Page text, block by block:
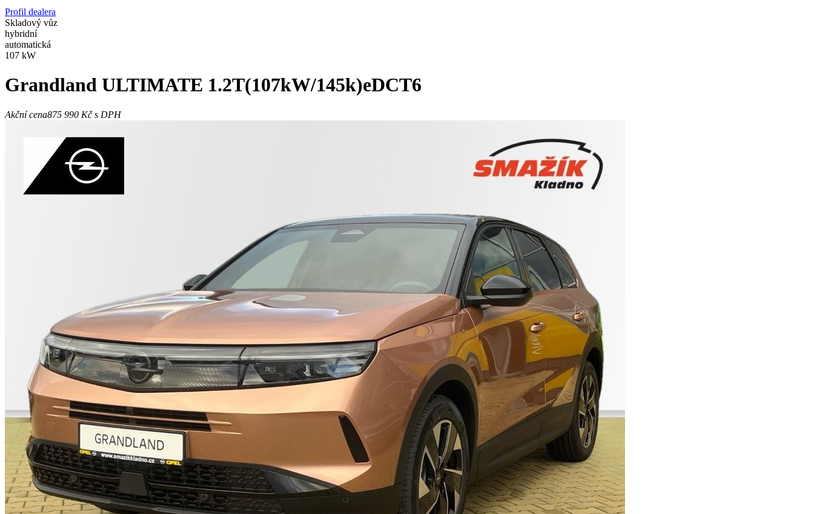
Profil dealera
Skladový vůz
hybridní
automatická
107 kW
Grandland ULTIMATE 1.2T(107kW/145k)eDCT6
Akční cena875 990 Kčs DPH